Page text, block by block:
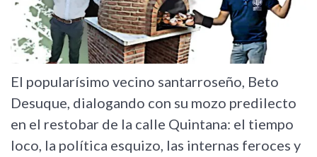
El popularísimo vecino santarroseño, Beto
Desuque, dialogando con su mozo predilecto
en el restobar de la calle Quintana: el tiempo
loco, la política esquizo, las internas feroces y